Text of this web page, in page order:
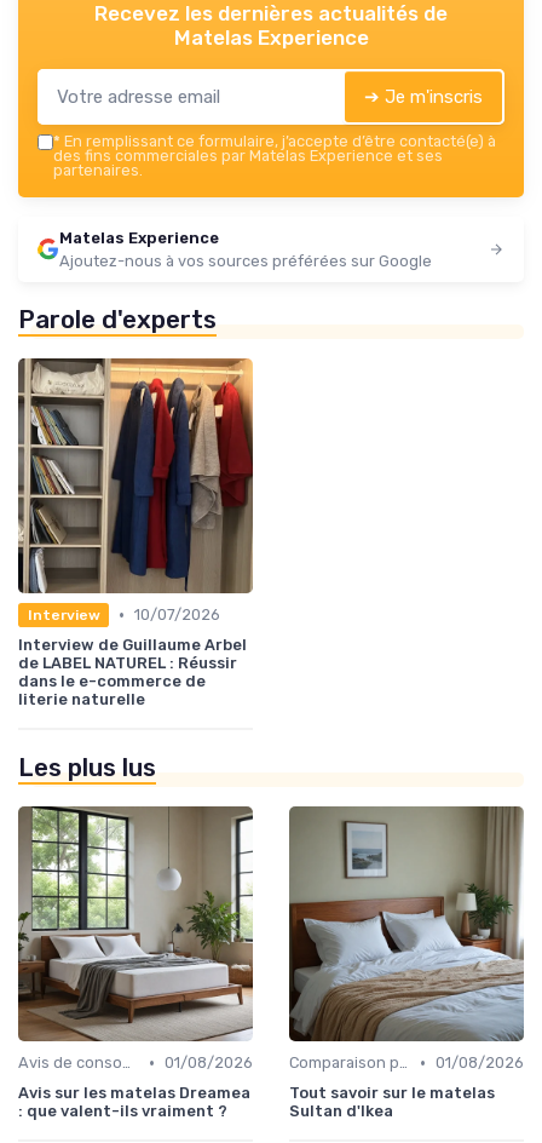
Recevez les dernières actualités de
Matelas Experience
➔ Je m'inscris
* En remplissant ce formulaire, j’accepte d’être contacté(e) à
des fins commerciales par Matelas Experience et ses
partenaires.
Matelas Experience
Ajoutez-nous à vos sources préférées sur Google
Parole d'experts
Interview • 10/07/2026
Interview de Guillaume Arbel
de LABEL NATUREL : Réussir
dans le e-commerce de
literie naturelle
Les plus lus
Avis de consommateurs • 01/08/2026
Avis sur les matelas Dreamea
: que valent-ils vraiment ?
Comparaison par marque • 01/08/2026
Tout savoir sur le matelas
Sultan d'Ikea